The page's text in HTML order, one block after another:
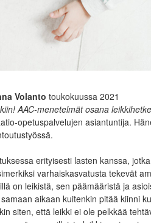
Volanto toukokuussa 2021
AAC-menetelmät osana
opetuspalvelujen asiantuntija.
erityisesti lasten kanssa,
varhaiskasvatusta tekevät
on leikistä, sen päämääristä ja
aikaan kuitenkin pitää kiinni
siten, että leikki ei ole pelkkää